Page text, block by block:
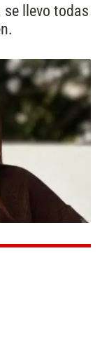
llevo todas